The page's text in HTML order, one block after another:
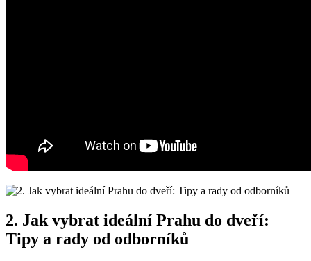
2. Jak vybrat ideální Prahu do dveří:
Tipy a rady od odborníků